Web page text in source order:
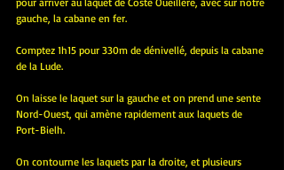
gauche, la cabane en fer.
Comptez 1h15 pour 330m de dénivellé, depuis la cabane
de la Lude.
On laisse le laquet sur la gauche et on prend une sente
Nord-Ouest, qui amène rapidement aux laquets de
Port-Bielh.
On contourne les laquets par la droite, et plusieurs